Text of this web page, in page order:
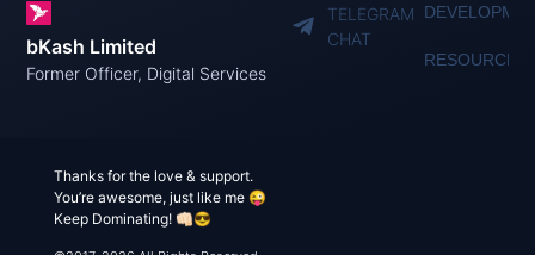
bKash Limited
Former Officer, Digital Services
TELEGRAM
CHAT
RESOURCES
Thanks for the love & support.
You’re awesome, just like me 😜
Keep Dominating! 👊🏻😎